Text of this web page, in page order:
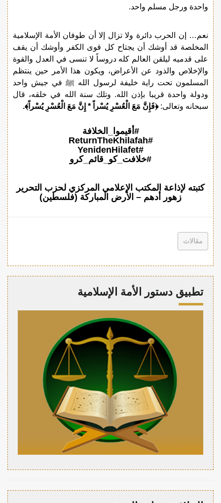
واحدة ورجل مسلم واحد.
نعم… إن الحرب دائرة ولا تزال إلا أن طوفان الأمة الإسلامية
المخلصة قد أوشك أن يجتاح كل قوى الكفر وأوشك أن يقف
على قدميه ليلقن العالم كله دروساً لا تنسى في العدل والقوة
والإخلاص والذود عن الأعراض، ويكون هذا الأمر حين ينتظم
المسلمون تحت راية خليفة لرسول الله ﷺ في جيش واحد
ودولة واحدة قريبا بإذن الله. وتلك سنة الله في خلقه، قال
سبحانه وتعالى:﴿فَإِنَّ مَعَ الْعُسْرِ يُسْراً * إِنَّ مَعَ الْعُسْرِ يُسْراً﴾.
#أقيموا_الخلافة
#ReturnTheKhilafah
#YenidenHilafet
#خلافت_کو_قائم_کرو
كتبته لإذاعة المكتب الإعلامي المركزي لحزب التحرير
زهور أدهم – الأرض المباركة (فلسطين)
مقالات
تطبيق دستور الأمة الإسلامية